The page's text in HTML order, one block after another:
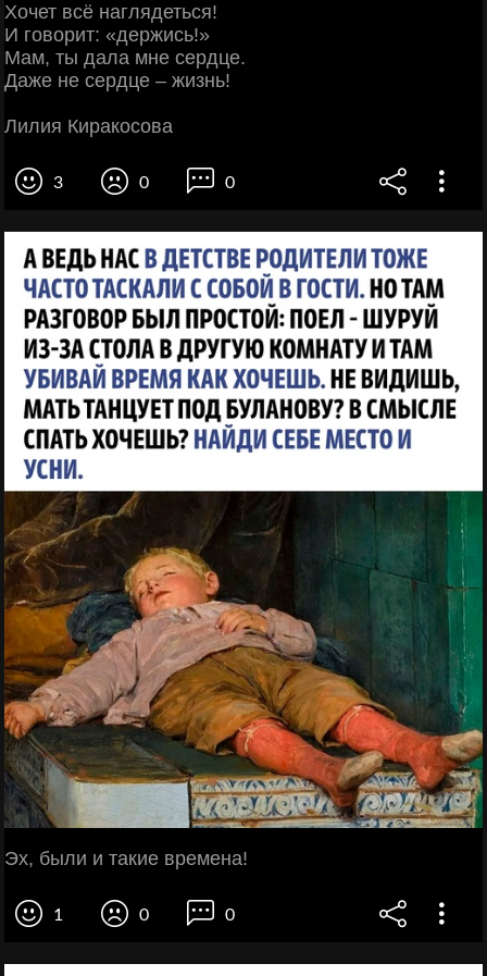
Хочет всё наглядеться!
И говорит: «держись!»
Мам, ты дала мне сердце.
Даже не сердце – жизнь!
Лилия Киракосова
3 0 0
Эх, были и такие времена!
1 0 0